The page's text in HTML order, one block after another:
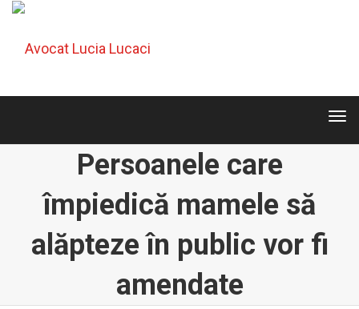
Persoanele care
împiedică mamele să
alăpteze în public vor fi
amendate